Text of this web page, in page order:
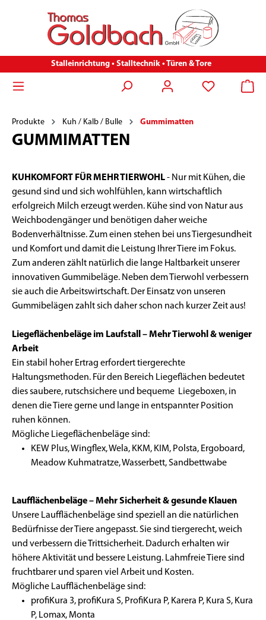
Stalleinrichtung • Stalltechnik • Türen & Tore
Produkte Kuh / Kalb / Bulle Gummimatten
GUMMIMATTEN
KUHKOMFORT FÜR MEHR TIERWOHL- Nur mit Kühen, die
gesund sind und sich wohlfühlen, kann wirtschaftlich
erfolgreich Milch erzeugt werden. Kühe sind von Natur aus
Weichbodengänger und benötigen daher weiche
Bodenverhältnisse. Zum einen stehen bei uns Tiergesundheit
und Komfort und damit die Leistung Ihrer Tiere im Fokus.
Zum anderen zählt natürlich die lange Haltbarkeit unserer
innovativen Gummibeläge. Neben dem Tierwohl verbessern
sie auch die Arbeitswirtschaft. Der Einsatz von unseren
Gummibelägen zahlt sich daher schon nach kurzer Zeit aus!
Liegeflächenbeläge im Laufstall – Mehr Tierwohl & weniger
Arbeit
Ein stabil hoher Ertrag erfordert tiergerechte
Haltungsmethoden. Für den Bereich Liegeflächen bedeutet
dies saubere, rutschsichere und bequeme Liegeboxen, in
denen die Tiere gerne und lange in entspannter Position
ruhen können.
Mögliche Liegeflächenbeläge sind:
KEW Plus, Wingflex, Wela, KKM, KIM, Polsta, Ergoboard,
Meadow Kuhmatratze, Wasserbett, Sandbettwabe
Laufflächenbeläge – Mehr Sicherheit & gesunde Klauen
Unsere Laufflächenbeläge sind speziell an die natürlichen
Bedürfnisse der Tiere angepasst. Sie sind tiergerecht, weich
und verbessern die Trittsicherheit. Dadurch erhalten wir
höhere Aktivität und bessere Leistung. Lahmfreie Tiere sind
fruchtbarer und sparen viel Arbeit und Kosten.
Mögliche Laufflächenbeläge sind:
profiKura 3, profiKura S, ProfiKura P, Karera P, Kura S, Kura
P, Lomax, Monta